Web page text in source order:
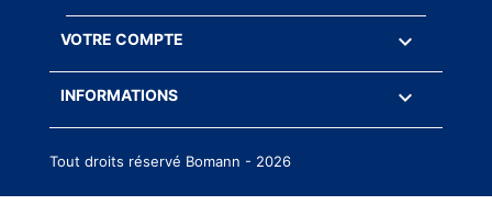
VOTRE COMPTE 
INFORMATIONS keyboard_arrow_down
Tout droits réservé Bomann - 2026